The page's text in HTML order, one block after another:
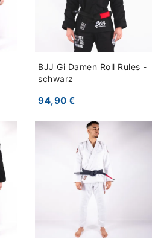
BJJ Gi Damen Roll Rules -
schwarz
94,90 €